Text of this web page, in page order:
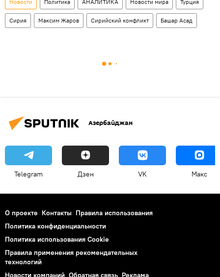
Новости Политика АНАЛИТИКА Новости мира Турция
Сирия Максим Жаров Сирийский конфликт Башар Асад
Азербайджан
Telegram Дзен VK Макс
О проекте Контакты Правила использования
Политика конфиденциальности
Политика использования Cookie
Правила применения рекомендательных
технологий
Новости компаний Обратная связь Реклама